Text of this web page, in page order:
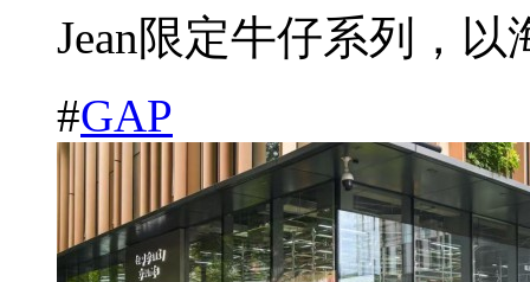
Jean限定牛仔系列，以
#​GAP